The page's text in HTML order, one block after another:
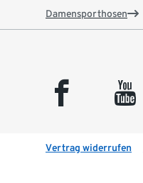
Damensporthosen
facebook youtube
Vertrag widerrufen